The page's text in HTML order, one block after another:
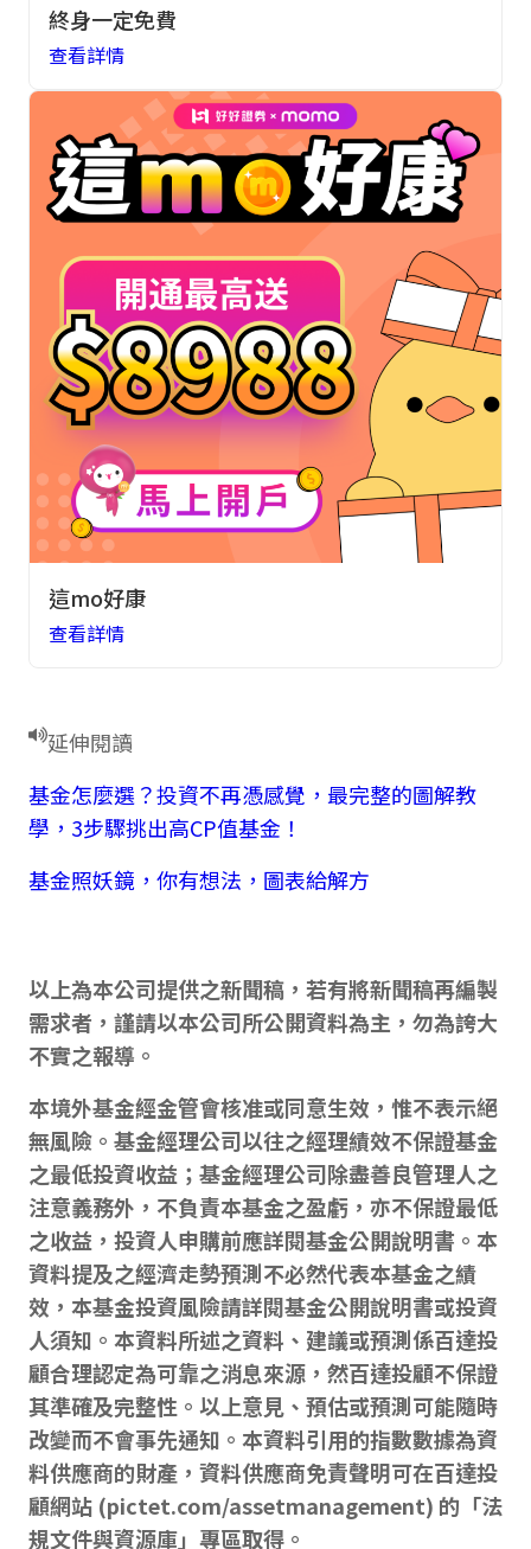
終身一定免費
查看詳情
這mo好康
查看詳情
延伸閱讀
基金怎麼選？投資不再憑感覺，最完整的圖解教
學，3步驟挑出高CP值基金！
基金照妖鏡，你有想法，圖表給解方
以上為本公司提供之新聞稿，若有將新聞稿再編製
需求者，謹請以本公司所公開資料為主，勿為誇大
不實之報導。
本境外基金經金管會核准或同意生效，惟不表示絕
無風險。基金經理公司以往之經理績效不保證基金
之最低投資收益；基金經理公司除盡善良管理人之
注意義務外，不負責本基金之盈虧，亦不保證最低
之收益，投資人申購前應詳閱基金公開說明書。本
資料提及之經濟走勢預測不必然代表本基金之績
效，本基金投資風險請詳閱基金公開說明書或投資
人須知。本資料所述之資料、建議或預測係百達投
顧合理認定為可靠之消息來源，然百達投顧不保證
其準確及完整性。以上意見、預估或預測可能隨時
改變而不會事先通知。本資料引用的指數數據為資
料供應商的財產，資料供應商免責聲明可在百達投
顧網站 (pictet.com/assetmanagement) 的「法
規文件與資源庫」專區取得。